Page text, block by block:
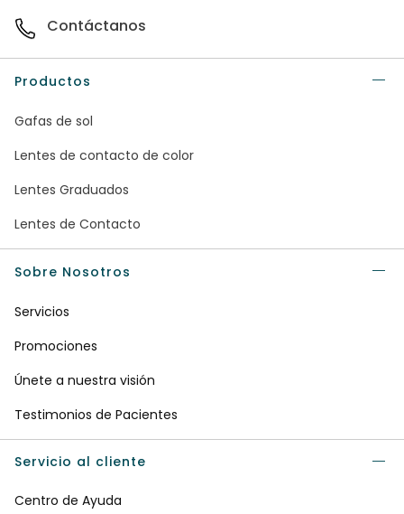
Contáctanos
Productos
Gafas de sol
Lentes de contacto de color
Lentes Graduados
Lentes de Contacto
Sobre Nosotros
Servicios
Promociones
Únete a nuestra visión
Testimonios de Pacientes
Servicio al cliente
Centro de Ayuda